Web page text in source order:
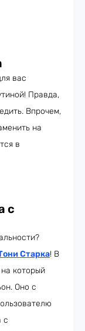
вас
Правда,
Впрочем,
на
в
с
Старка! В
который
Оно с
с